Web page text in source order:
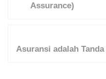
Assurance)
Asuransi adalah